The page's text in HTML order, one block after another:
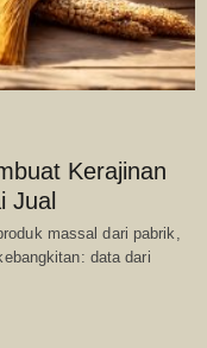
Kerajinan
Jual
massal dari pabrik,
data dari